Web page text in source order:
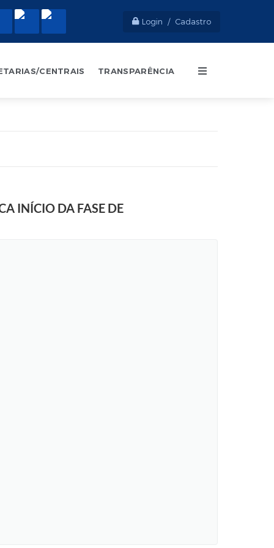
Login / Cadastro
CENTRAIS TRANSPARÊNCIA
INÍCIO DA FASE DE